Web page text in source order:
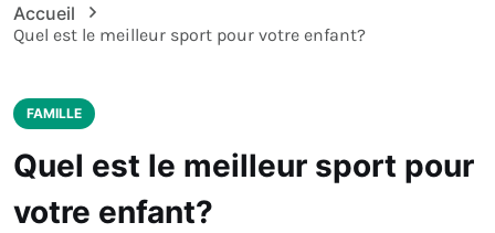
Accueil
Quel est le meilleur sport pour votre enfant?
FAMILLE
Quel est le meilleur sport pour
votre enfant?